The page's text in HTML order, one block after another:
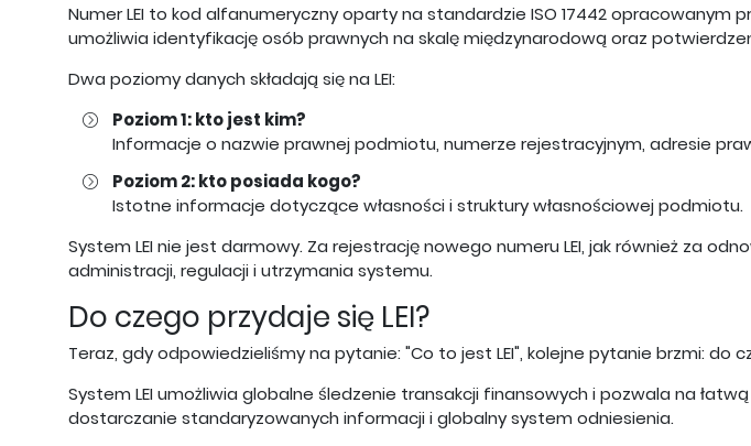
Numer LEI to kod alfanumeryczny oparty na standardzie ISO 17442 opracowanym
umożliwia identyfikację osób prawnych na skalę międzynarodową oraz
Dwa poziomy danych składają się na LEI:
Poziom 1: kto jest kim?
Informacje o nazwie prawnej podmiotu, numerze rejestracyjnym, adresie
Poziom 2: kto posiada kogo?
Istotne informacje dotyczące własności i struktury własnościowej podmiotu.
System LEI nie jest darmowy. Za rejestrację nowego numeru LEI, jak również za
administracji, regulacji i utrzymania systemu.
Do czego przydaje się LEI?
Teraz, gdy odpowiedzieliśmy na pytanie: "Co to jest LEI", kolejne pytanie brzmi: do
System LEI umożliwia globalne śledzenie transakcji finansowych i pozwala na
dostarczanie standaryzowanych informacji i globalny system odniesienia.